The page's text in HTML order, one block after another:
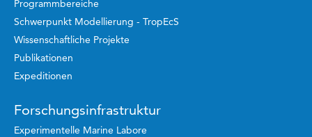
Programmbereiche
Schwerpunkt Modellierung - TropEcS
Wissenschaftliche Projekte
Publikationen
Expeditionen
Forschungsinfrastruktur
Experimentelle Marine Labore